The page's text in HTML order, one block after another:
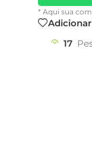
* Aqui sua
17